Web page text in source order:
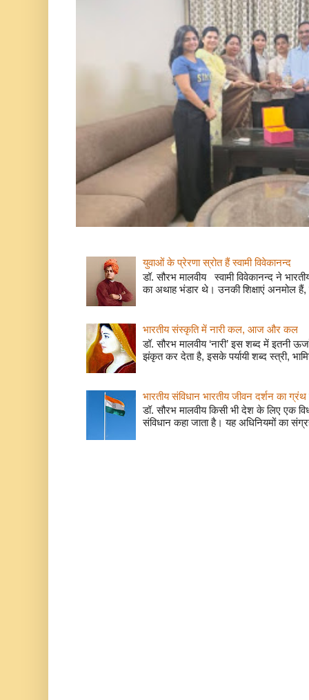
युवाओं के प्रेरणा स्रोत हैं स्वामी विवेकानन्द
डॉ. सौरभ मालवीय स्वामी विवेकानन्द ने
का अथाह भंडार थे। उनकी शिक्षाएं अनमोल हैं,
भारतीय संस्कृति में नारी कल, आज और कल
डॉ. सौरभ मालवीय ‘नारी’ इस शब्द में इतनी
झंकृत कर देता है, इसके पर्यायी शब्द स्त्री,
भारतीय संविधान भारतीय जीवन दर्शन का ग्रंथ
डॉ. सौरभ मालवीय किसी भी देश के लिए एक
संविधान कहा जाता है। यह अधिनियमों का